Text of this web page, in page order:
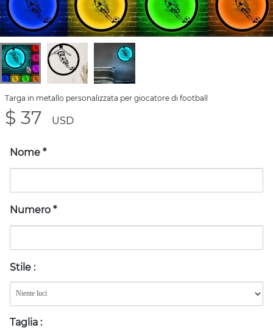
Targa in metallo personalizzata per giocatore di football
$ 37 USD
Nome *
Numero *
Stile :
Taglia :